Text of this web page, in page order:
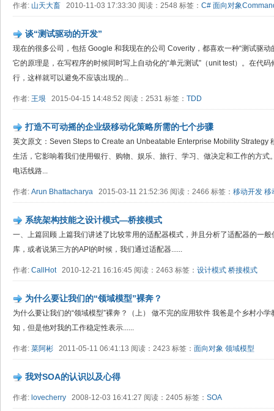
作者: 山天大畜 2010-11-03 17:33:30 阅读：2548 标签： C# 面向对象
谈“测试驱动的开发”
现在的很多公司，包括 Google 和我现在的公司 Coverity，都喜欢一种“测试驱
它的原理是，在写程序的时候同时写上自动化的“单元测试”（unit test）。在代
行，这样就可以避免不应该出现的...
作者: 王垠 2015-04-15 14:48:52 阅读：2531 标签： TDD
打造不可动摇的企业级移动化策略所需的七个步骤
英文原文：Seven Steps to Create an Unbeatable Enterprise Mobility Strategy
生活，它影响着我们使用银行、购物、娱乐、旅行、学习、做决定和工作的方
电话线路...
作者: Arun Bhattacharya 2015-03-11 21:52:36 阅读：2466 标签： 移动开发 移
系统架构技能之设计模式—桥接模式
一、上篇回顾 上篇我们讲述了比较常用的适配器模式，并且分析了适配器的一
库，或者说第三方的API的时候，我们通过适配器......
作者: CallHot2010-12-21 16:16:45 阅读：2463 标签： 设计模式 桥接模式
为什么要让我们的“领域模型”裸奔？
为什么要让我们的“领域模型”裸奔？（上） 做不完的应用软件 我爸是个乡村小
知，但是他对我的工作稳定性表示......
作者: 菜阿彬 2011-05-11 06:41:13 阅读：2423 标签： 面向对象 领域模型
我对SOA的认识以及心得
作者: lovecherry 2008-12-03 16:41:27 阅读：2405 标签： SOA